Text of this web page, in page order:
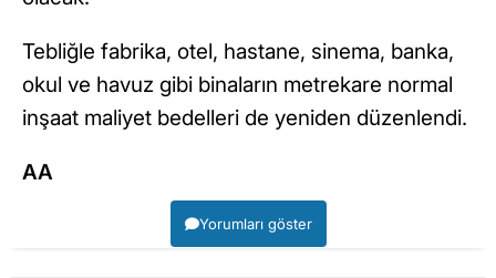
Tebliğle fabrika, otel, hastane, sinema, banka,
okul ve havuz gibi binaların metrekare normal
inşaat maliyet bedelleri de yeniden düzenlendi.
AA
Yorumları göster